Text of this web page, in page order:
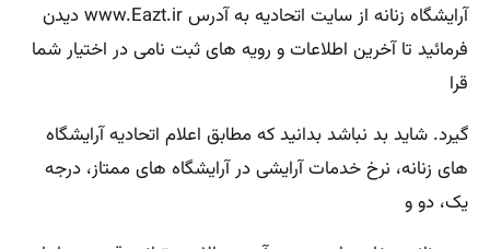
آرایشگاه زنانه از سایت اتحادیه به آدرس www.Eazt.ir دیدن
فرمائید تا آخرین اطلاعات و رویه های ثبت نامی در اختیار شما
قرا
گیرد. شاید بد نباشد بدانید که مطابق اعلام اتحادیه آرایشگاه
های زنانه، نرخ خدمات آرایشی در آرایشگاه های ممتاز، درجه
یک، دو و